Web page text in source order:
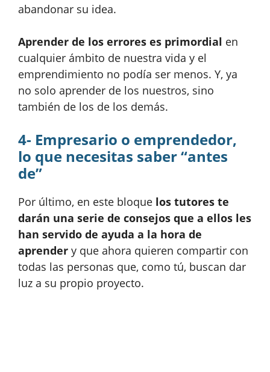
abandonar su idea.
Aprender de los errores es primordial en
cualquier ámbito de nuestra vida y el
emprendimiento no podía ser menos. Y, ya
no solo aprender de los nuestros, sino
también de los de los demás.
4- Empresario o emprendedor,
lo que necesitas saber “antes
de”
Por último, en este bloque los tutores te
darán una serie de consejos que a ellos les
han servido de ayuda a la hora de
aprender y que ahora quieren compartir con
todas las personas que, como tú, buscan dar
luz a su propio proyecto.